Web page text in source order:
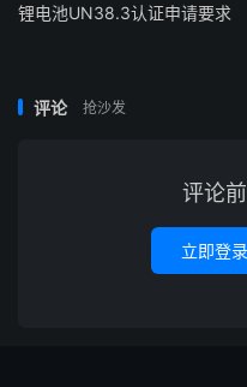
锂电池UN38.3认证申请要求
评论 抢沙发
评论
立即登录